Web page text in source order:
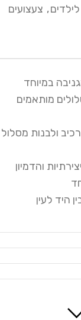
לילדים, צעצועים
במיוחד
מותאמים
ולבנות מסלול
והדמיון
היד לעין